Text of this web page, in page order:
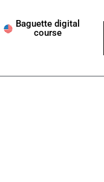
Baguette digital
course